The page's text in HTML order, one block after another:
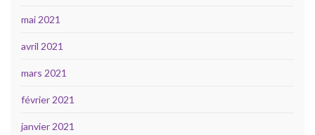
mai 2021
avril 2021
mars 2021
février 2021
janvier 2021